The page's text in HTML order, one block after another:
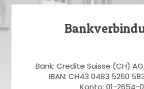
Bank: Credite Suisse (CH)
IBAN: CH43 0483 5260
Konto: 01-2654-0